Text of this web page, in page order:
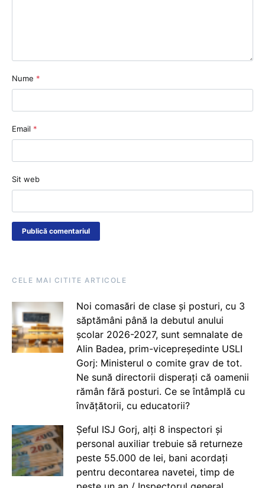
Nume *
Email *
Sit web
CELE MAI CITITE ARTICOLE
Noi comasări de clase și posturi, cu 3
săptămâni până la debutul anului
școlar 2026-2027, sunt semnalate de
Alin Badea, prim-vicepreședinte USLI
Gorj: Ministerul o comite grav de tot.
Ne sună directorii disperați că oamenii
rămân fără posturi. Ce se întâmplă cu
învățătorii, cu educatorii?
Șeful ISJ Gorj, alți 8 inspectori și
personal auxiliar trebuie să returneze
peste 55.000 de lei, bani acordați
pentru decontarea navetei, timp de